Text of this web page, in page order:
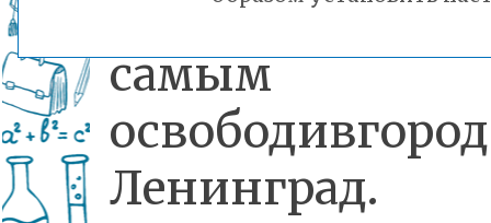
фашистов,
самым
освободивгород
Ленинград.